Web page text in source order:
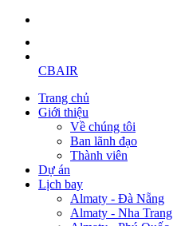
CBAIR
Trang chủ
Giới thiệu
Về chúng tôi
Ban lãnh đạo
Thành viên
Dự án
Lịch bay
Almaty - Đà Nẵng
Almaty - Nha Trang